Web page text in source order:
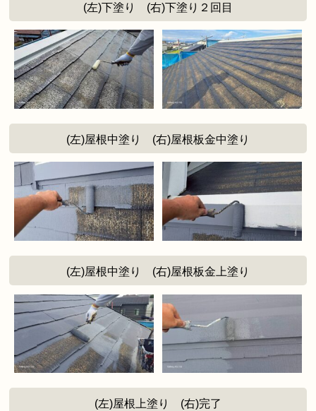
(左)下塗り (右)下塗り２回目
(左)屋根中塗り (右)屋根板金中塗り
(左)屋根中塗り (右)屋根板金上塗り
(左)屋根上塗り (右)完了